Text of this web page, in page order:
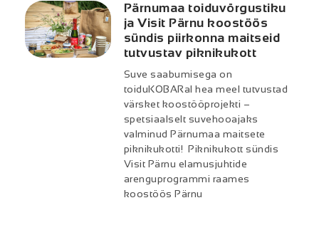
Pärnumaa toiduvõrgustiku
ja Visit Pärnu koostöös
sündis piirkonna maitseid
tutvustav piknikukott
Suve saabumisega on
toiduKOBARal hea meel tutvustad
värsket koostööprojekti –
spetsiaalselt suvehooajaks
valminud Pärnumaa maitsete
piknikukotti! Piknikukott sündis
Visit Pärnu elamusjuhtide
arenguprogrammi raames
koostöös Pärnu